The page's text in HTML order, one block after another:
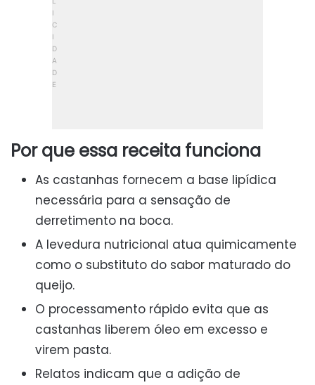
Por que essa receita funciona
As castanhas fornecem a base lipídica
necessária para a sensação de
derretimento na boca.
A levedura nutricional atua quimicamente
como o substituto do sabor maturado do
queijo.
O processamento rápido evita que as
castanhas liberem óleo em excesso e
virem pasta.
Relatos indicam que a adição de